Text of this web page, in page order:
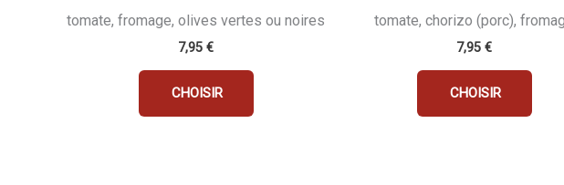
tomate, fromage, olives vertes ou noires
7,95 €
CHOISIR
tomate, chorizo (porc),
7,95 €
CHOISIR